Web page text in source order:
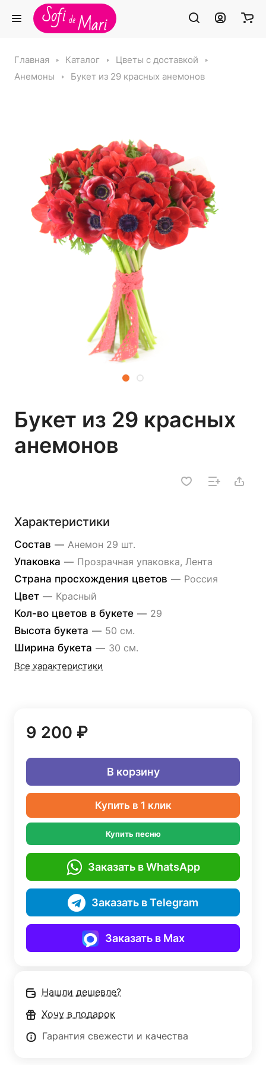
Главная Каталог
Цветы с доставкой
Анемоны
Букет из 29 красных анемонов
Букет из 29 красных
анемонов
Характеристики
Состав — Анемон 29 шт.
Упаковка — Прозрачная упаковка, Лента
Страна просхождения цветов — Россия
Цвет — Красный
Кол-во цветов в букете — 29
Высота букета — 50 см.
Ширина букета — 30 см.
Все характеристики
9 200 ₽
В корзину
Купить в 1 клик
Купить песню
Заказать в WhatsApp
Заказать в Telegram
Заказать в Max
Нашли дешевле?
Хочу в подарок
Гарантия свежести и качества